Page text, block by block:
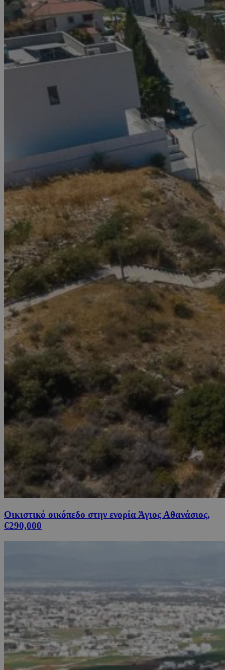
Οικιστικό οικόπεδο στην ενορία Άγιος Αθανάσιος,
€290,000